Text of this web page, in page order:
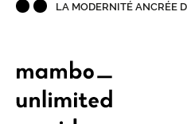
LA MODERNITÉ ANCRÉE